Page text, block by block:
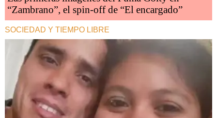
“Zambrano”, el spin-off de “El encargado”
SOCIEDAD Y TIEMPO LIBRE